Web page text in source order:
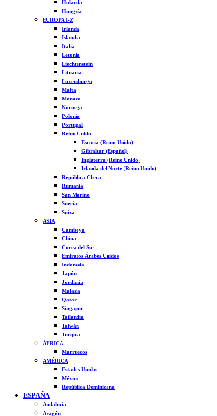
Holanda
Hungría
EUROPA I-Z
Irlanda
Islandia
Italia
Letonia
Liechtenstein
Lituania
Luxemburgo
Malta
Mónaco
Noruega
Polonia
Portugal
Reino Unido
Escocia (Reino Unido)
Gibraltar (Español)
Inglaterra (Reino Unido)
Irlanda del Norte (Reino Unido)
República Checa
Rumanía
San Marino
Suecia
Suiza
ASIA
Camboya
China
Corea del Sur
Emiratos Árabes Unidos
Indonesia
Japón
Jordania
Malasia
Qatar
Singapur
Tailandia
Taiwán
Turquía
ÁFRICA
Marruecos
AMÉRICA
Estados Unidos
México
República Dominicana
ESPAÑA
Andalucía
Aragón